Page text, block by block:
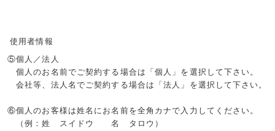
使用者情報
⑤個人／法人
個人のお名前でご契約する場合は「個人」を選択して下さい。
会社等、法人名でご契約する場合は「法人」を選択して下さい。
⑥個人のお客様は姓名にお名前を全角カナで入力してください。
（例：姓 スイドウ 名 タロウ）